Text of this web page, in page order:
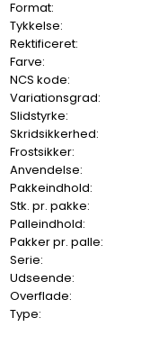
Format:
Tykkelse:
Rektificeret:
Farve:
NCS kode:
Variationsgrad:
Slidstyrke:
Skridsikkerhed:
Frostsikker:
Anvendelse:
Pakkeindhold:
Stk. pr. pakke:
Palleindhold:
Pakker pr. palle:
Serie:
Udseende:
Overflade:
Type: